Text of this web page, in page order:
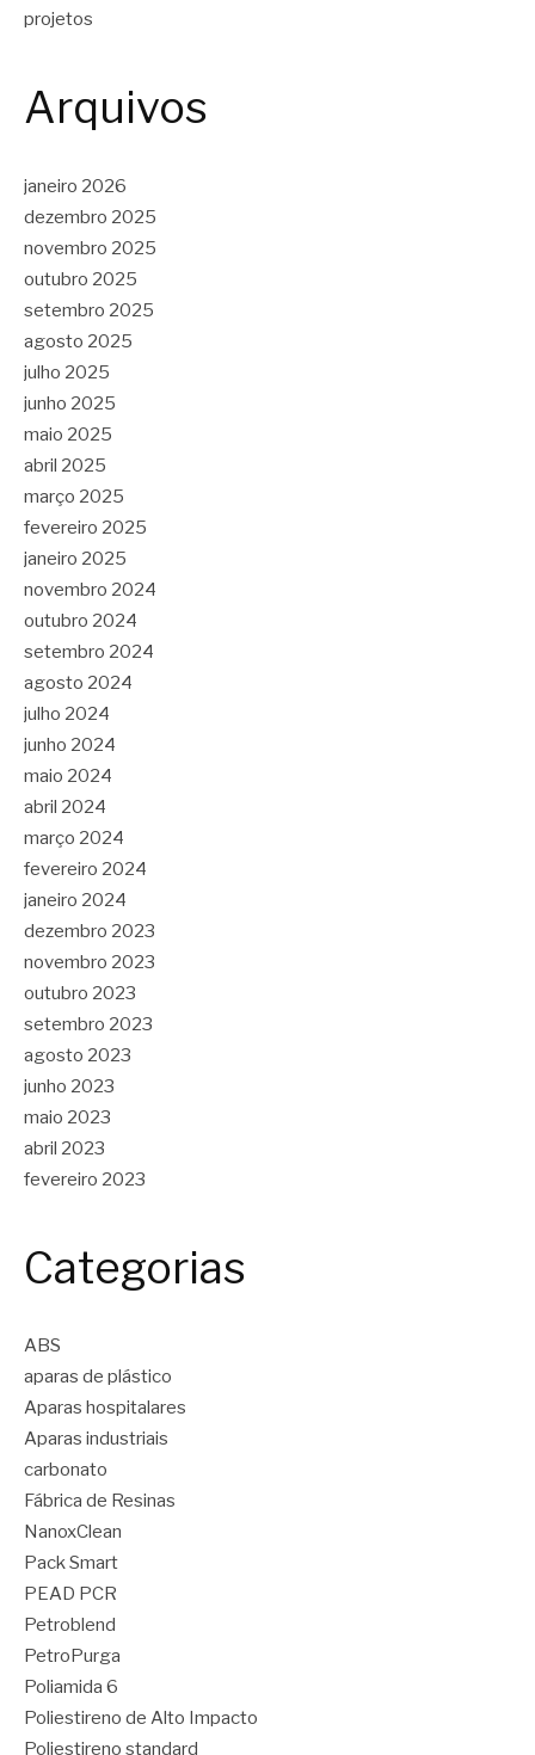
projetos
Arquivos
janeiro 2026
dezembro 2025
novembro 2025
outubro 2025
setembro 2025
agosto 2025
julho 2025
junho 2025
maio 2025
abril 2025
março 2025
fevereiro 2025
janeiro 2025
novembro 2024
outubro 2024
setembro 2024
agosto 2024
julho 2024
junho 2024
maio 2024
abril 2024
março 2024
fevereiro 2024
janeiro 2024
dezembro 2023
novembro 2023
outubro 2023
setembro 2023
agosto 2023
junho 2023
maio 2023
abril 2023
fevereiro 2023
Categorias
ABS
aparas de plástico
Aparas hospitalares
Aparas industriais
carbonato
Fábrica de Resinas
NanoxClean
Pack Smart
PEAD PCR
Petroblend
PetroPurga
Poliamida 6
Poliestireno de Alto Impacto
Poliestireno standard